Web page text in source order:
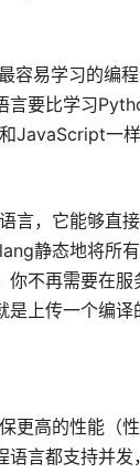
容易学习的编
言要比学习
JavaScript一样
言，它能够直
静态地将所
你不再需要在
上传一个编译
更高的性能（
语言都支持并